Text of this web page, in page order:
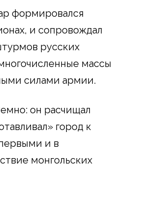
формировался
и сопровождал
русских
массы
силами армии.
он расчищал
город к
и в
монгольских